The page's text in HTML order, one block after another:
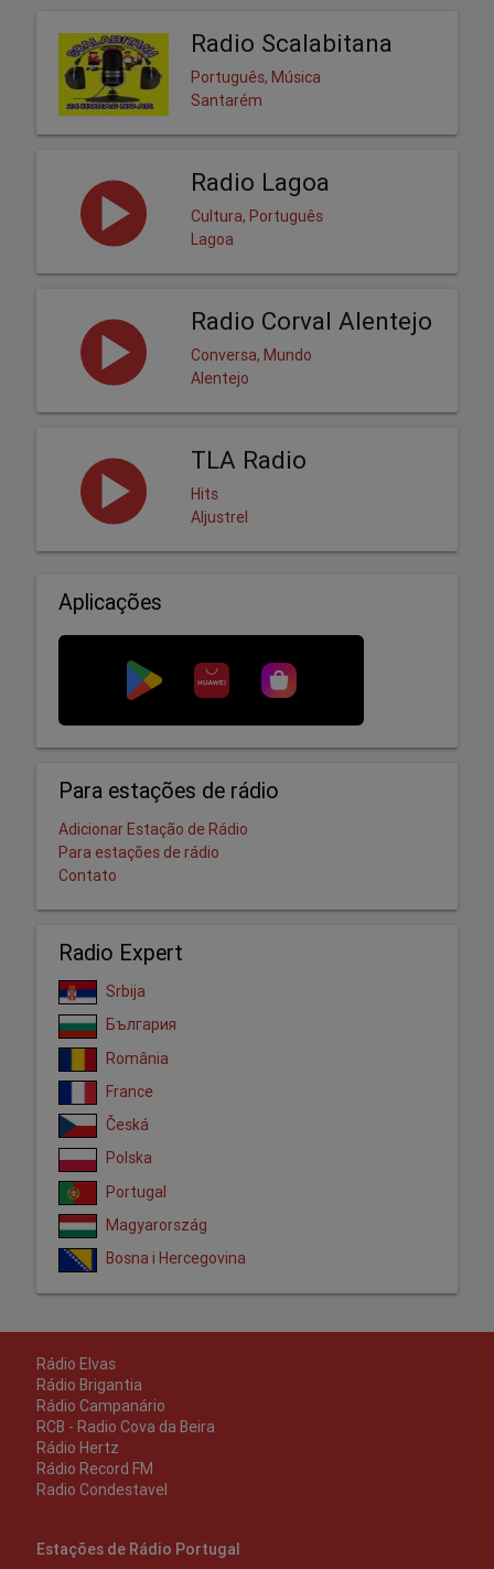
Radio Scalabitana
Português, Música
Santarém
Radio Lagoa
Cultura, Português
Lagoa
Radio Corval Alentejo
Conversa, Mundo
Alentejo
TLA Radio
Hits
Aljustrel
Aplicações
Para estações de rádio
Adicionar Estação de Rádio
Para estações de rádio
Contato
Radio Expert
Srbija
България
România
France
Česká
Polska
Portugal
Magyarország
Bosna i Hercegovina
Rádio Elvas
Rádio Brigantia
Rádio Campanário
RCB - Radio Cova da Beira
Rádio Hertz
Rádio Record FM
Radio Condestavel
Estações de Rádio Portugal